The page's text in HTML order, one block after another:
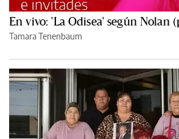
En vivo: 'La Odisea' según Nolan
Tamara Tenenbaum